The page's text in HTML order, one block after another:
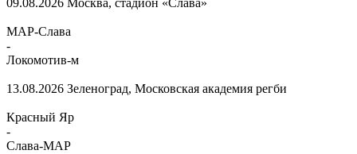
09.08.2026 Москва, стадион «Слава»
МАР-Слава
-
Локомотив-м
13.08.2026 Зеленоград, Московская академия регби
Красный Яр
-
Слава-МАР